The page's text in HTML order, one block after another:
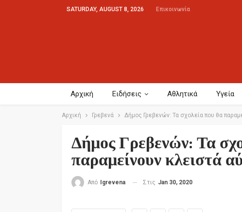
SATURDAY, AUGUST 8, 2026 Επικοινωνία
Αρχική Ειδήσεις Αθλητικά Υγεία
Αρχική Γρεβενά Δήμος Γρεβενών: Τα σχολεία που θα
Δήμος Γρεβενών: Τα
παραμείνουν κλειστά
Από Igrevena Στις Jan 30, 2020